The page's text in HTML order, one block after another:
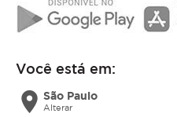
Você está em:
location_on São Paulo
Alterar